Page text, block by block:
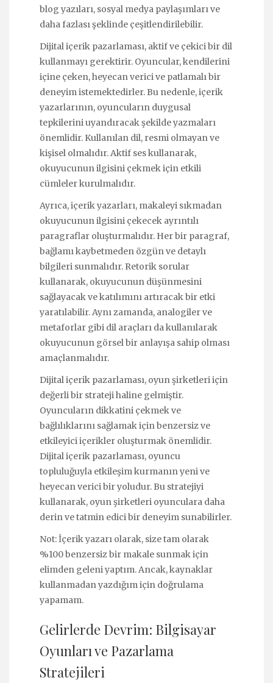
blog yazıları, sosyal medya paylaşımları ve
daha fazlası şeklinde çeşitlendirilebilir.
Dijital içerik pazarlaması, aktif ve çekici bir dil
kullanmayı gerektirir. Oyuncular, kendilerini
içine çeken, heyecan verici ve patlamalı bir
deneyim istemektedirler. Bu nedenle, içerik
yazarlarının, oyuncuların duygusal
tepkilerini uyandıracak şekilde yazmaları
önemlidir. Kullanılan dil, resmi olmayan ve
kişisel olmalıdır. Aktif ses kullanarak,
okuyucunun ilgisini çekmek için etkili
cümleler kurulmalıdır.
Ayrıca, içerik yazarları, makaleyi sıkmadan
okuyucunun ilgisini çekecek ayrıntılı
paragraflar oluşturmalıdır. Her bir paragraf,
bağlamı kaybetmeden özgün ve detaylı
bilgileri sunmalıdır. Retorik sorular
kullanarak, okuyucunun düşünmesini
sağlayacak ve katılımını artıracak bir etki
yaratılabilir. Aynı zamanda, analogiler ve
metaforlar gibi dil araçları da kullanılarak
okuyucunun görsel bir anlayışa sahip olması
amaçlanmalıdır.
Dijital içerik pazarlaması, oyun şirketleri için
değerli bir strateji haline gelmiştir.
Oyuncuların dikkatini çekmek ve
bağlılıklarını sağlamak için benzersiz ve
etkileyici içerikler oluşturmak önemlidir.
Dijital içerik pazarlaması, oyuncu
topluluğuyla etkileşim kurmanın yeni ve
heyecan verici bir yoludur. Bu stratejiyi
kullanarak, oyun şirketleri oyunculara daha
derin ve tatmin edici bir deneyim sunabilirler.
Not: İçerik yazarı olarak, size tam olarak
%100 benzersiz bir makale sunmak için
elimden geleni yaptım. Ancak, kaynaklar
kullanmadan yazdığım için doğrulama
yapamam.
Gelirlerde Devrim: Bilgisayar
Oyunları ve Pazarlama
Stratejileri